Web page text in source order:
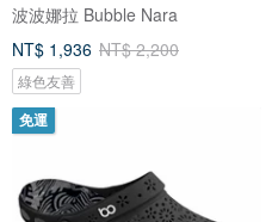
波波娜拉 Bubble Nara
NT$ 1,936 NT$ 2,200
綠色友善
免運